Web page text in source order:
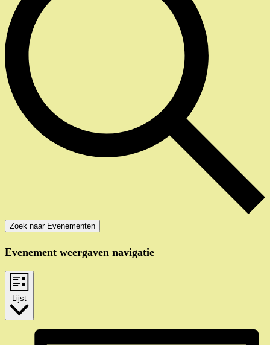
Zoek naar Evenementen
Evenement weergaven navigatie
Lijst